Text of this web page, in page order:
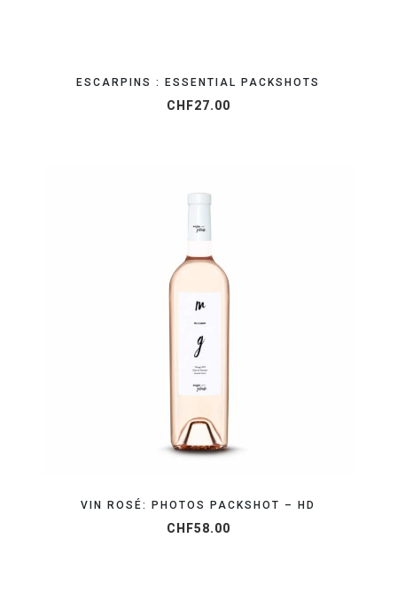
ESCARPINS : ESSENTIAL PACKSHOTS
CHF27.00
ORGANISEZ VOTRE SHOOTING
VIN ROSÉ: PHOTOS PACKSHOT – HD
CHF58.00